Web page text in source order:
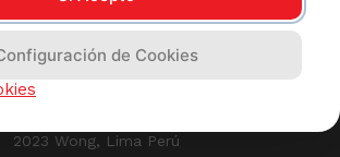
Niubiz para realizar transacciones
2023 Wong, Lima Perú
de Cookies